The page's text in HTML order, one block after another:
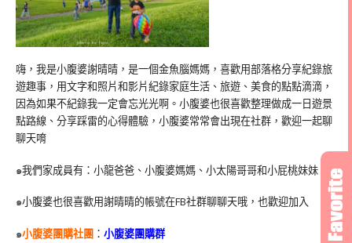
嗨，我是小腹婆謝晴晴，是一個金魚腦媽媽，喜歡用部落格分享紀錄旅
遊趣事，用文字和照片和影片紀錄家庭生活、旅遊、美食的點點滴滴，
因為如果不紀錄我一定會忘光光啊。小腹婆也很喜歡整理做成一日遊景
點路線、分享踩雷的心得體驗，小腹婆常常會出現在社群，歡迎一起聊
聊天唷
๑我們家成員有：小龍爸爸、小腹婆媽媽、小太陽哥哥和小屁桃妹妹
๑小腹婆也很喜歡用謝晴晴的帳號在FB社群聊聊天哦，也歡迎加入
๑小腹婆團購社團 ： 小腹婆團購群